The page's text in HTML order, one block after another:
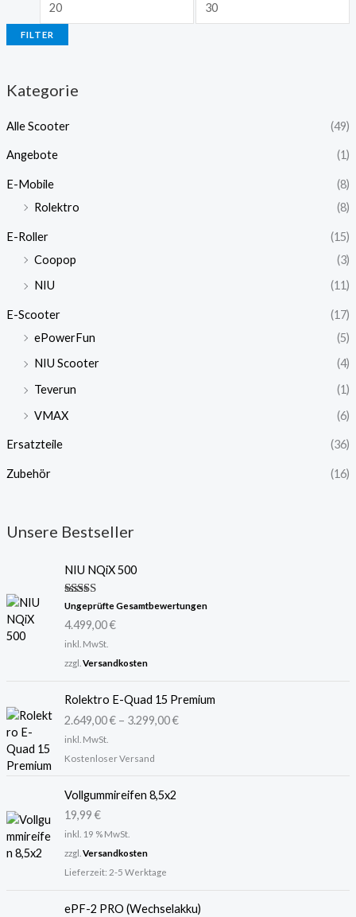
FILTER
Kategorie
Alle Scooter (49)
Angebote (1)
E-Mobile
(8)
Rolektro
(8)
E-Roller
(15)
Coopop
(3)
NIU
(11)
E-Scooter
(17)
ePowerFun
(5)
NIU Scooter
(4)
Teverun
(1)
VMAX
(6)
Ersatzteile (36)
Zubehör (16)
Unsere Bestseller
NIU NQiX 500
Bewertet
von 5
Ungeprüfte Gesamtbewertungen
4.499,00€
inkl. MwSt.
zzgl. Versandkosten
Rolektro E-Quad 15 Premium
2.649,00€– 3.299,00€
inkl. MwSt.
Kostenloser Versand
Vollgummireifen 8,5x2
19,99€
inkl. 19 % MwSt.
zzgl. Versandkosten
Lieferzeit: 2-5 Werktage
ePF-2 PRO (Wechselakku)